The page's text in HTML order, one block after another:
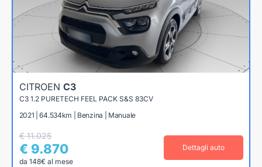
CITROEN C3
C3 1.2 PURETECH FEEL PACK S&S 83CV
2021 | 64.534km | Benzina | Manuale
€ 11.025
€ 9.870
da 148€ al mese
Dettagli auto